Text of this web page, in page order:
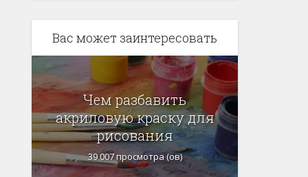
Вас может заинтересовать
Чем разбавить
акриловую краску для
рисования
39 007 просмотра (ов)